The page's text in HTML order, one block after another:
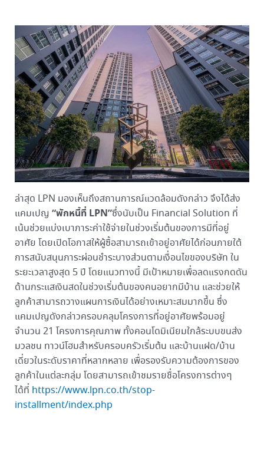
ล่าสุด LPN มองเห็นถึงสถานการณ์แวดล้อมดังกล่าว จึงได้ส่ง
แคมเปญ “พักหนี้ที่ LPN”ซึ่งนับเป็น Financial Solution ที่
เน้นช่วยแบ่งเบาภาระค่าใช้จ่ายในช่วงเริ่มต้นของการมีที่อยู่
อาศัย โดยเปิดโอกาสให้ผู้ซื้อสามารถเข้าอยู่อาศัยได้ก่อนภายใต้
การสนับสนุนภาระผ่อนชำระบางส่วนตามเงื่อนไขของบริษัท ใน
ระยะเวลาสูงสุด 5 ปี โดยแนวทางนี้ มีเป้าหมายเพื่อลดแรงกดดัน
ด้านกระแสเงินสดในช่วงเริ่มต้นของคนอยากมีบ้าน และช่วยให้
ลูกค้าสามารถวางแผนการเงินได้อย่างเหมาะสมมากขึ้น ซึ่ง
แคมเปญดังกล่าวครอบคลุมโครงการที่อยู่อาศัยพร้อมอยู่
จำนวน 21 โครงการคุณภาพ ทั้งคอนโดมิเนียมใกล้ระบบขนส่ง
มวลชน ทาวน์โฮมสำหรับครอบครัวเริ่มต้น และบ้านแฝด/บ้าน
เดี่ยวในระดับราคาที่หลากหลาย เพื่อรองรับความต้องการของ
ลูกค้าในแต่ละกลุ่ม โดยสามารถเข้าชมรายชื่อโครงการต่างๆ
ได้ที่ https://www.lpn.co.th/stop-
installment/index.php